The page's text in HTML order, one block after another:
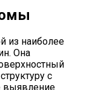
из наиболее
Она
с
выявление